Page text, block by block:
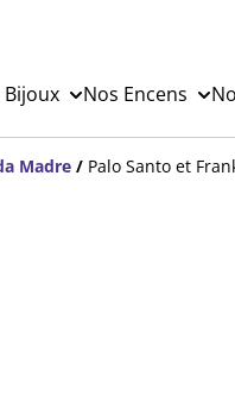
Bijoux Nos Encens
Madre / Palo Santo et